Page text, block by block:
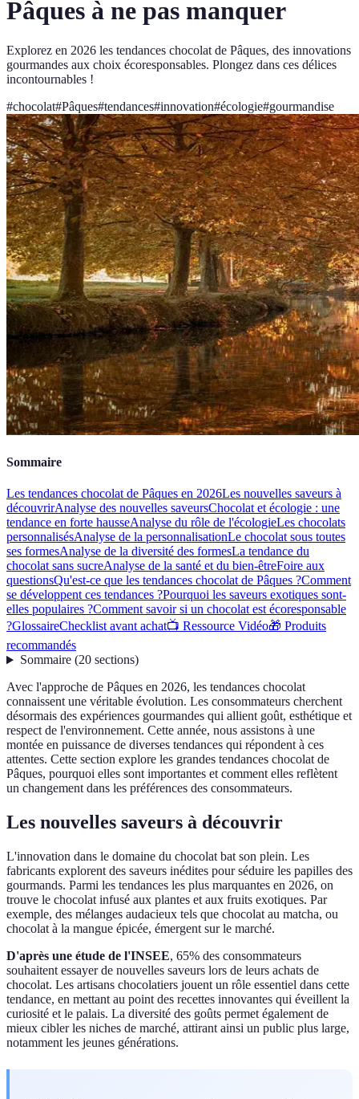
Pâques à ne pas manquer
Explorez en 2026 les tendances chocolat de Pâques, des innovations
gourmandes aux choix écoresponsables. Plongez dans ces délices
incontournables !
#chocolat#Pâques#tendances#innovation#écologie#gourmandise
Sommaire
Les tendances chocolat de Pâques en 2026Les nouvelles saveurs à
découvrirAnalyse des nouvelles saveursChocolat et écologie : une
tendance en forte hausseAnalyse du rôle de l'écologieLes chocolats
personnalisésAnalyse de la personnalisationLe chocolat sous toutes
ses formesAnalyse de la diversité des formesLa tendance du
chocolat sans sucreAnalyse de la santé et du bien-êtreFoire aux
questionsQu'est-ce que les tendances chocolat de Pâques ?Comment
se développent ces tendances ?Pourquoi les saveurs exotiques sont-
elles populaires ?Comment savoir si un chocolat est écoresponsable
?GlossaireChecklist avant achat📺 Ressource Vidéo🎁 Produits
recommandés
Sommaire(20 sections)
Avec l'approche de Pâques en 2026, les tendances chocolat
connaissent une véritable évolution. Les consommateurs cherchent
désormais des expériences gourmandes qui allient goût, esthétique et
respect de l'environnement. Cette année, nous assistons à une
montée en puissance de diverses tendances qui répondent à ces
attentes. Cette section explore les grandes tendances chocolat de
Pâques, pourquoi elles sont importantes et comment elles reflètent
un changement dans les préférences des consommateurs.
Les nouvelles saveurs à découvrir
L'innovation dans le domaine du chocolat bat son plein. Les
fabricants explorent des saveurs inédites pour séduire les papilles des
gourmands. Parmi les tendances les plus marquantes en 2026, on
trouve le chocolat infusé aux plantes et aux fruits exotiques. Par
exemple, des mélanges audacieux tels que chocolat au matcha, ou
chocolat à la mangue épicée, émergent sur le marché.
D'après une étude de l'INSEE, 65% des consommateurs
souhaitent essayer de nouvelles saveurs lors de leurs achats de
chocolat. Les artisans chocolatiers jouent un rôle essentiel dans cette
tendance, en mettant au point des recettes innovantes qui éveillent la
curiosité et le palais. La diversité des goûts permet également de
mieux cibler les niches de marché, attirant ainsi un public plus large,
notamment les jeunes générations.